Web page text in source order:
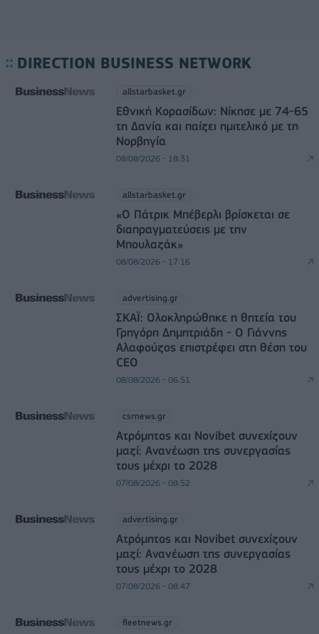
DIRECTION BUSINESS NETWORK
allstarbasket.gr
Εθνική Κορασίδων: Νίκησε με 74-65
τη Δανία και παίζει ημιτελικό με τη
Νορβηγία
08/08/2026 - 18:31
allstarbasket.gr
«Ο Πάτρικ Μπέβερλι βρίσκεται σε
διαπραγματεύσεις με την
Μπουλαζάκ»
08/08/2026 - 17:16
advertising.gr
ΣΚΑΪ: Ολοκληρώθηκε η θητεία του
Γρηγόρη Δημητριάδη - Ο Γιάννης
Αλαφούζος επιστρέφει στη θέση του
CEO
08/08/2026 - 06:51
csrnews.gr
Ατρόμητος και Novibet συνεχίζουν
μαζί: Ανανέωση της συνεργασίας
τους μέχρι το 2028
07/08/2026 - 08:52
advertising.gr
Ατρόμητος και Novibet συνεχίζουν
μαζί: Ανανέωση της συνεργασίας
τους μέχρι το 2028
07/08/2026 - 08:47
fleetnews.gr